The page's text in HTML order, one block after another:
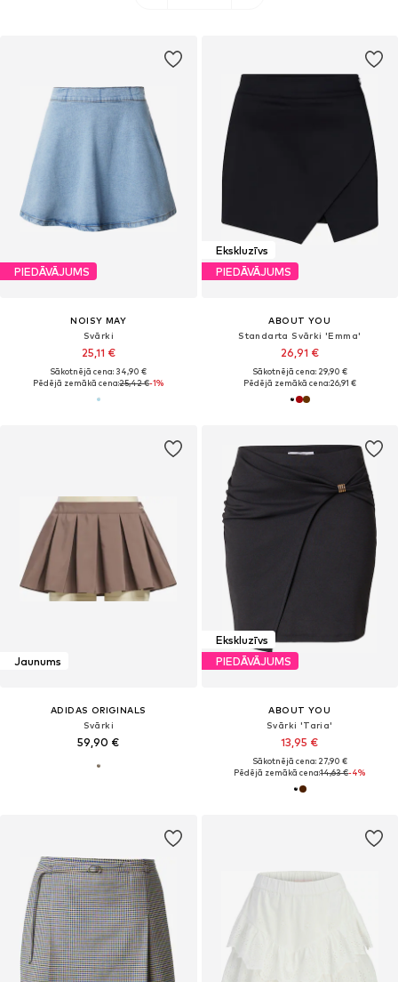
PIEDĀVĀJUMS
NOISY MAY
Svārki
25,11 €
Sākotnējā cena: 34,90 €
Pēdējā zemākā cena:25,42 €-1%
Ekskluzīvs
PIEDĀVĀJUMS
ABOUT YOU
Standarta Svārki 'Emma'
26,91 €
Sākotnējā cena: 29,90 €
Pēdējā zemākā cena:26,91 €
Jaunums
ADIDAS ORIGINALS
Svārki
59,90 €
Ekskluzīvs
PIEDĀVĀJUMS
ABOUT YOU
Svārki 'Taria'
13,95 €
Sākotnējā cena: 27,90 €
Pēdējā zemākā cena:14,63 €-4%